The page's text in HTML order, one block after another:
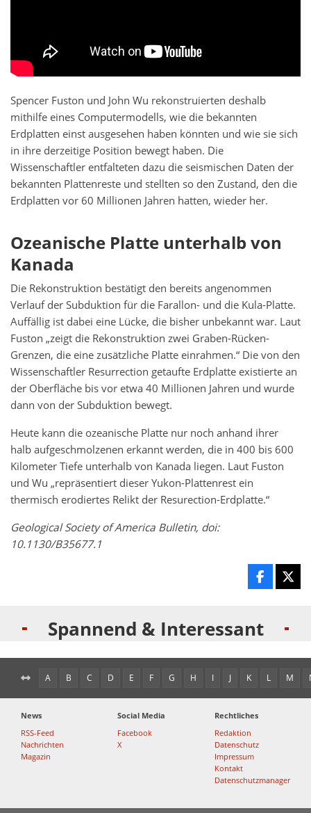
Spencer Fuston und John Wu rekonstruierten deshalb
mithilfe eines Computermodells, wie die bekannten
Erdplatten einst ausgesehen haben könnten und wie sie sich
in ihre derzeitige Position bewegt haben. Die
Wissenschaftler entfalteten dazu die seismischen Daten der
bekannten Plattenreste und stellten so den Zustand, den die
Erdplatten vor 60 Millionen Jahren hatten, wieder her.
Ozeanische Platte unterhalb von
Kanada
Die Rekonstruktion bestätigt den bereits angenommen
Verlauf der Subduktion für die Farallon- und die Kula-Platte.
Auffällig ist dabei eine Lücke, die bisher unbekannt war. Laut
Fuston „zeigt die Rekonstruktion zwei Graben-Rücken-
Grenzen, die eine zusätzliche Platte einrahmen.“ Die von den
Wissenschaftler Resurrection getaufte Erdplatte existierte an
der Oberfläche bis vor etwa 40 Millionen Jahren und wurde
dann von der Subduktion bewegt.
Heute kann die ozeanische Platte nur noch anhand ihrer
halb aufgeschmolzenen erkannt werden, die in 400 bis 600
Kilometer Tiefe unterhalb von Kanada liegen. Laut Fuston
und Wu „repräsentiert dieser Yukon-Plattenrest ein
thermisch erodiertes Relikt der Resurection-Erdplatte.“
Geological Society of America Bulletin, doi:
10.1130/B35677.1
Spannend & Interessant
A B C D E F G H I J K L M
News
RSS-Feed
Nachrichten
Magazin
Social Media
Facebook
X
Rechtliches
Redaktion
Datenschutz
Impressum
Kontakt
Datenschutzmanager